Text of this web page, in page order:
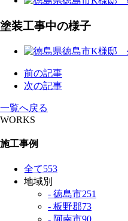
塗装工事中の様子
前の記事
次の記事
一覧へ戻る
WORKS
施工事例
全て553
地域別
- 徳島市251
- 板野郡73
- 阿南市90